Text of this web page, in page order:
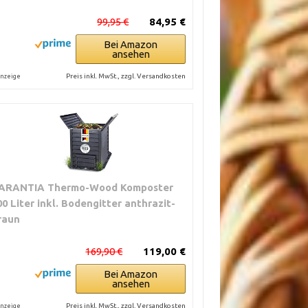
84,95 €
99,95 €
Bei Amazon
ansehen
Preis inkl. MwSt., zzgl. Versandkosten
Thermo-Wood Komposter
Liter inkl. Bodengitter anthrazit-
119,00 €
169,90 €
Bei Amazon
ansehen
Preis inkl. MwSt., zzgl. Versandkosten